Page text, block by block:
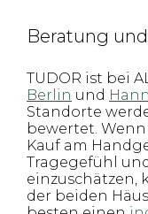
Beratung
TUDOR ist bei
Berlin und
Standorte
bewertet. Wenn
Kauf am
Tragegefühl
einzuschätzen,
der beiden